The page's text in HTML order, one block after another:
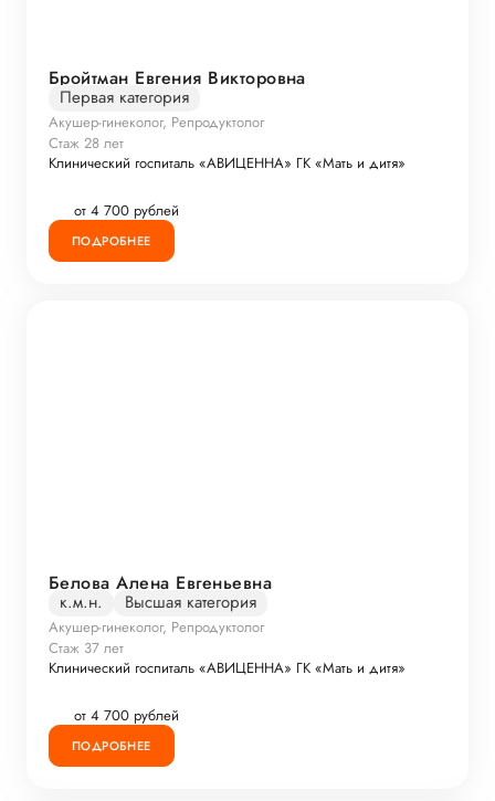
Бройтман Евгения Викторовна
Первая категория
Акушер-гинеколог, Репродуктолог
Стаж 28 лет
Клинический госпиталь «АВИЦЕННА» ГК «Мать и дитя»
от 4 700 рублей
ПОДРОБНЕЕ
Белова Алена Евгеньевна
к.м.н. Высшая категория
Акушер-гинеколог, Репродуктолог
Стаж 37 лет
Клинический госпиталь «АВИЦЕННА» ГК «Мать и дитя»
от 4 700 рублей
ПОДРОБНЕЕ